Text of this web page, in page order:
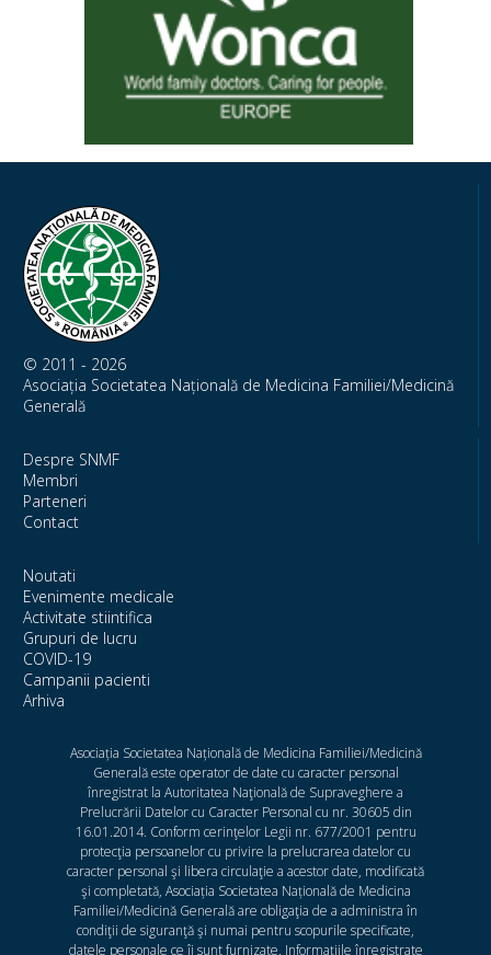
© 2011 - 2026
Asociația Societatea Națională de Medicina Familiei/Medicină
Generală
Despre SNMF
Membri
Parteneri
Contact
Noutati
Evenimente medicale
Activitate stiintifica
Grupuri de lucru
COVID-19
Campanii pacienti
Arhiva
Asociația Societatea Națională de Medicina Familiei/Medicină
Generală este operator de date cu caracter personal
înregistrat la Autoritatea Naţională de Supraveghere a
Prelucrării Datelor cu Caracter Personal cu nr. 30605 din
16.01.2014. Conform cerinţelor Legii nr. 677/2001 pentru
protecţia persoanelor cu privire la prelucrarea datelor cu
caracter personal şi libera circulaţie a acestor date, modificată
şi completată, Asociația Societatea Națională de Medicina
Familiei/Medicină Generală are obligaţia de a administra în
condiţii de siguranţă şi numai pentru scopurile specificate,
datele personale ce îi sunt furnizate. Informaţiile înregistrate